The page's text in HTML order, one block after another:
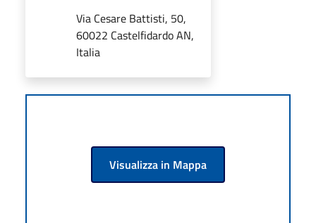
Via Cesare Battisti, 50,
60022 Castelfidardo AN,
Italia
Visualizza in Mappa